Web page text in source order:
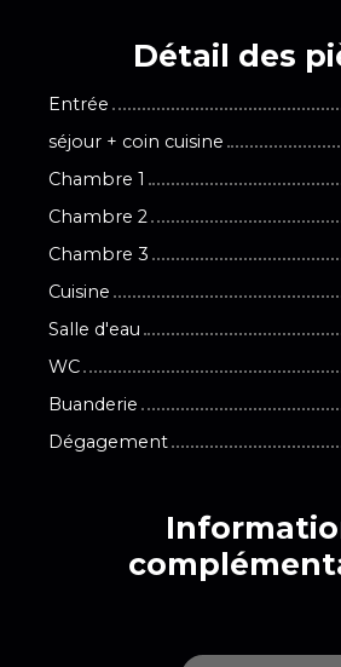
Détail des
Entrée
séjour + coin cuisine
Chambre 1
Chambre 2
Chambre 3
Cuisine
Salle d'eau
WC
Buanderie
Dégagement